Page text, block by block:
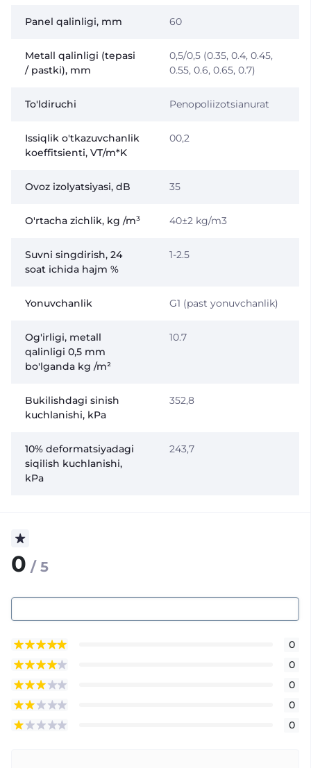
Panel qalinligi, mm 60
Metall qalinligi (tepasi
/ pastki), mm
0,5/0,5 (0.35, 0.4, 0.45,
0.55, 0.6, 0.65, 0.7)
To'ldiruchi Penopoliizotsianurat
Issiqlik o'tkazuvchanlik
koeffitsienti, VT/m*K
00,2
Ovoz izolyatsiyasi, dB 35
O'rtacha zichlik, kg /m³ 40±2 kg/m3
Suvni singdirish, 24
soat ichida hajm %
1-2.5
Yonuvchanlik G1 (past yonuvchanlik)
Og'irligi, metall
qalinligi 0,5 mm
bo'lganda kg /m²
10.7
Bukilishdagi sinish
kuchlanishi, kPa
352,8
10% deformatsiyadagi
siqilish kuchlanishi,
kPa
243,7
0 / 5
0
0
0
0
0